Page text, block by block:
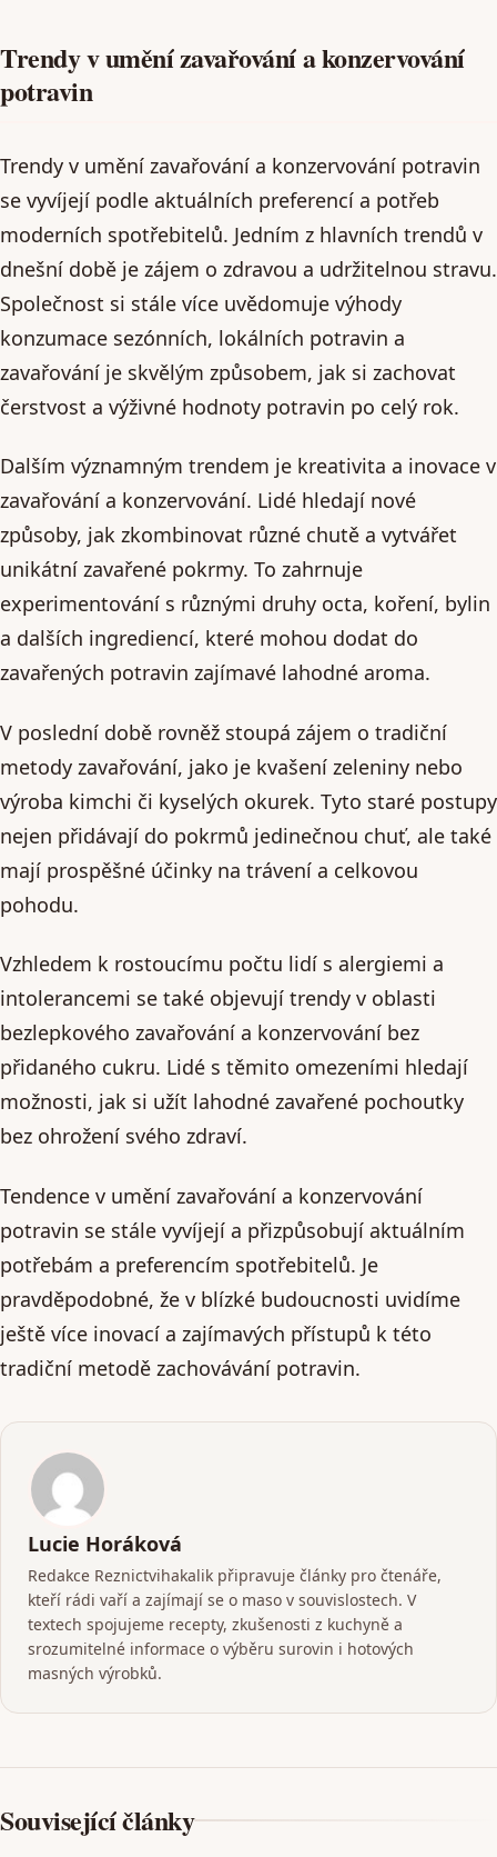
Trendy v umění zavařování a konzervování
potravin
Trendy v umění zavařování a konzervování potravin
se vyvíjejí podle aktuálních preferencí a potřeb
moderních spotřebitelů. Jedním z hlavních trendů v
dnešní době je zájem o zdravou a udržitelnou stravu.
Společnost si stále více uvědomuje výhody
konzumace sezónních, lokálních potravin a
zavařování je skvělým způsobem, jak si zachovat
čerstvost a výživné hodnoty potravin po celý rok.
Dalším významným trendem je kreativita a inovace v
zavařování a konzervování. Lidé hledají nové
způsoby, jak zkombinovat různé chutě a vytvářet
unikátní zavařené pokrmy. To zahrnuje
experimentování s různými druhy octa, koření, bylin
a dalších ingrediencí, které mohou dodat do
zavařených potravin zajímavé lahodné aroma.
V poslední době rovněž stoupá zájem o tradiční
metody zavařování, jako je kvašení zeleniny nebo
výroba kimchi či kyselých okurek. Tyto staré postupy
nejen přidávají do pokrmů jedinečnou chuť, ale také
mají prospěšné účinky na trávení a celkovou
pohodu.
Vzhledem k rostoucímu počtu lidí s alergiemi a
intolerancemi se také objevují trendy v oblasti
bezlepkového zavařování a konzervování bez
přidaného cukru. Lidé s těmito omezeními hledají
možnosti, jak si užít lahodné zavařené pochoutky
bez ohrožení svého zdraví.
Tendence v umění zavařování a konzervování
potravin se stále vyvíjejí a přizpůsobují aktuálním
potřebám a preferencím spotřebitelů. Je
pravděpodobné, že v blízké budoucnosti uvidíme
ještě více inovací a zajímavých přístupů k této
tradiční metodě zachovávání potravin.
Lucie Horáková
Redakce Reznictvihakalik připravuje články pro čtenáře,
kteří rádi vaří a zajímají se o maso v souvislostech. V
textech spojujeme recepty, zkušenosti z kuchyně a
srozumitelné informace o výběru surovin i hotových
masných výrobků.
Související články